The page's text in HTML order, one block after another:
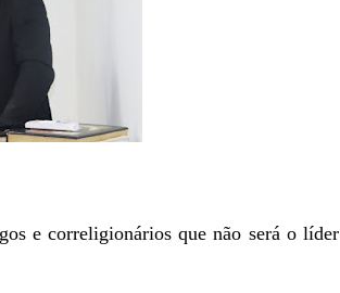
e correligionários que não será o líder